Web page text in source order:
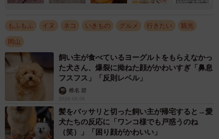
もふもふ イヌ ネコ いきもの グルメ 行きたい 観光
岡山
飼い主が食べているヨーグルトをもらえなかっ
た犬さん、爆裂に拗ねた顔がかわいすぎ「鼻息
フスフス」「反則レベル」
椎名 碧
2026.08.06
髪をバッサリと切った飼い主が帰宅すると→愛
犬たちの反応に「ワンコ様でも戸惑うのね
（笑）」「困り顔がかわいい」